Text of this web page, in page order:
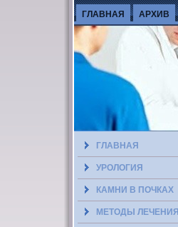
ГЛАВНАЯ АРХИВ
ГЛАВНАЯ
УРОЛОГИЯ
КАМНИ В ПОЧКАХ
МЕТОДЫ ЛЕЧЕНИЯ